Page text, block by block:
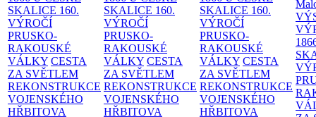
SKALICE 160.
VÝROČÍ
PRUSKO-
RAKOUSKÉ
VÁLKY CESTA
ZA SVĚTLEM
REKONSTRUKCE
VOJENSKÉHO
HŘBITOVA
SKALICE 160.
VÝROČÍ
PRUSKO-
RAKOUSKÉ
VÁLKY CESTA
ZA SVĚTLEM
REKONSTRUKCE
VOJENSKÉHO
HŘBITOVA
SKALICE 160.
VÝROČÍ
PRUSKO-
RAKOUSKÉ
VÁLKY CESTA
ZA SVĚTLEM
REKONSTRUKCE
VOJENSKÉHO
HŘBITOVA